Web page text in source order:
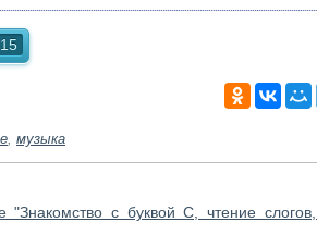
15
музыка
"Знакомство с буквой С, чтение